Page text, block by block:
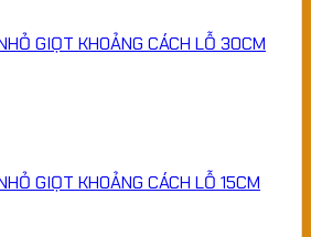
GIỌT KHOẢNG CÁCH LỖ 30CM
GIỌT KHOẢNG CÁCH LỖ 15CM